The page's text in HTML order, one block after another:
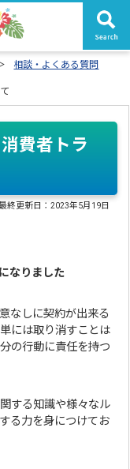
相談・よくある質問
費者トラ
終更新日：2023年5月19日
なりました
なしに契約が出来る
には取り消すことは
の行動に責任を持つ
する知識や様々なル
る力を身につけてお